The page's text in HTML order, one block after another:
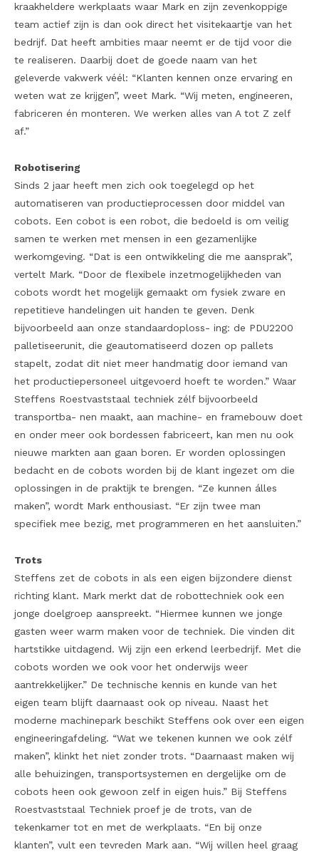
kraakheldere werkplaats waar Mark en zijn zevenkoppige
team actief zijn is dan ook direct het visitekaartje van het
bedrijf. Dat heeft ambities maar neemt er de tijd voor die
te realiseren. Daarbij doet de goede naam van het
geleverde vakwerk véél: “Klanten kennen onze ervaring en
weten wat ze krijgen”, weet Mark. “Wij meten, engineeren,
fabriceren én monteren. We werken alles van A tot Z zelf
af.”
Robotisering
Sinds 2 jaar heeft men zich ook toegelegd op het
automatiseren van productieprocessen door middel van
cobots. Een cobot is een robot, die bedoeld is om veilig
samen te werken met mensen in een gezamenlijke
werkomgeving. “Dat is een ontwikkeling die me aansprak”,
vertelt Mark. “Door de flexibele inzetmogelijkheden van
cobots wordt het mogelijk gemaakt om fysiek zware en
repetitieve handelingen uit handen te geven. Denk
bijvoorbeeld aan onze standaardoploss- ing: de PDU2200
palletiseerunit, die geautomatiseerd dozen op pallets
stapelt, zodat dit niet meer handmatig door iemand van
het productiepersoneel uitgevoerd hoeft te worden.” Waar
Steffens Roestvaststaal techniek zélf bijvoorbeeld
transportba- nen maakt, aan machine- en framebouw doet
en onder meer ook bordessen fabriceert, kan men nu ook
nieuwe markten aan gaan boren. Er worden oplossingen
bedacht en de cobots worden bij de klant ingezet om die
oplossingen in de praktijk te brengen. “Ze kunnen álles
maken”, wordt Mark enthousiast. “Er zijn twee man
specifiek mee bezig, met programmeren en het aansluiten.”
Trots
Steffens zet de cobots in als een eigen bijzondere dienst
richting klant. Mark merkt dat de robottechniek ook een
jonge doelgroep aanspreekt. “Hiermee kunnen we jonge
gasten weer warm maken voor de techniek. Die vinden dit
hartstikke uitdagend. Wij zijn een erkend leerbedrijf. Met die
cobots worden we ook voor het onderwijs weer
aantrekkelijker.” De technische kennis en kunde van het
eigen team blijft daarnaast ook op niveau. Naast het
moderne machinepark beschikt Steffens ook over een eigen
engineeringafdeling. “Wat we tekenen kunnen we ook zélf
maken”, klinkt het niet zonder trots. “Daarnaast maken wij
alle behuizingen, transportsystemen en dergelijke om de
cobots heen ook gewoon zelf in eigen huis.” Bij Steffens
Roestvaststaal Techniek proef je de trots, van de
tekenkamer tot en met de werkplaats. “En bij onze
klanten”, vult een tevreden Mark aan. “Wij willen heel graag